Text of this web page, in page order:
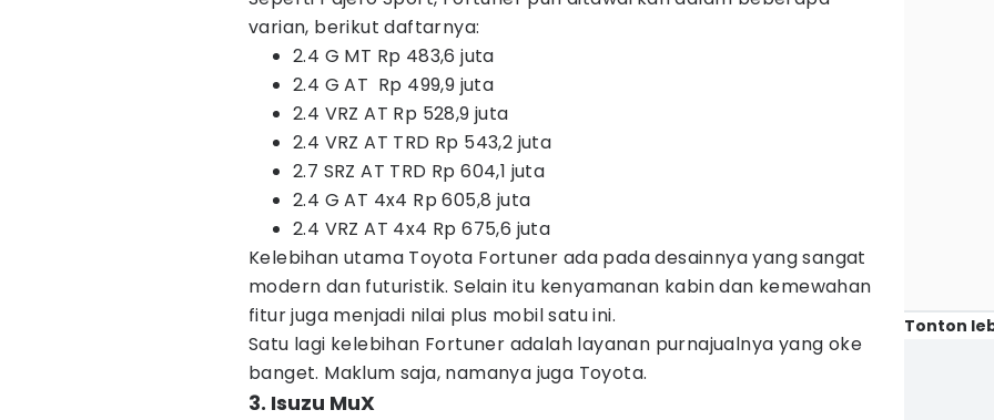
varian, berikut daftarnya:
2.4 G MT Rp 483,6 juta
2.4 G AT Rp 499,9 juta
2.4 VRZ AT Rp 528,9 juta
2.4 VRZ AT TRD Rp 543,2 juta
2.7 SRZ AT TRD Rp 604,1 juta
2.4 G AT 4x4 Rp 605,8 juta
2.4 VRZ AT 4x4 Rp 675,6 juta
Kelebihan utama Toyota Fortuner ada pada desainnya yang sangat
modern dan futuristik. Selain itu kenyamanan kabin dan kemewahan
fitur juga menjadi nilai plus mobil satu ini.
Satu lagi kelebihan Fortuner adalah layanan purnajualnya yang oke
banget. Maklum saja, namanya juga Toyota.
3. Isuzu MuX
Tonton